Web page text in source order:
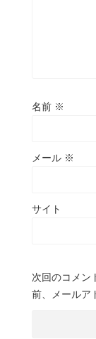
名前 ※
メール ※
サイト
次回のコメン
前、メールア